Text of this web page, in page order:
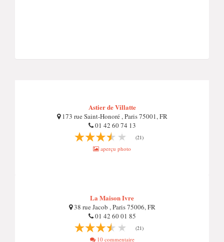
Astier de Villatte
173 rue Saint-Honoré , Paris 75001, FR
01 42 60 74 13
(21)
aperçu photo
La Maison Ivre
38 rue Jacob , Paris 75006, FR
01 42 60 01 85
(21)
10 commentaire